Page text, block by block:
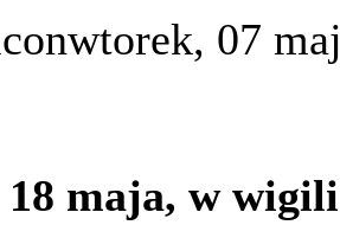
wtorek, 07
maja, w